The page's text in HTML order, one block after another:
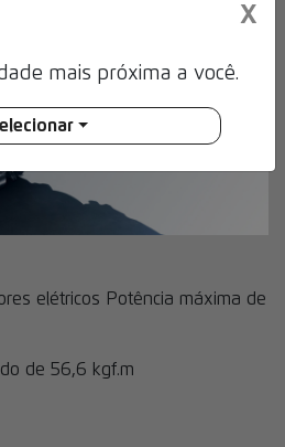
elétricos Potência máxima de
de 56,6 kgf.m
X
mais próxima a você.